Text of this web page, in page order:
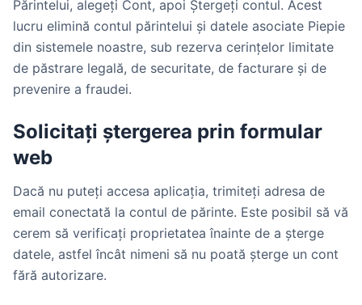
Părintelui, alegeți Cont, apoi Ștergeți contul. Acest
lucru elimină contul părintelui și datele asociate Piepie
din sistemele noastre, sub rezerva cerințelor limitate
de păstrare legală, de securitate, de facturare și de
prevenire a fraudei.
Solicitați ștergerea prin formular
web
Dacă nu puteți accesa aplicația, trimiteți adresa de
email conectată la contul de părinte. Este posibil să vă
cerem să verificați proprietatea înainte de a șterge
datele, astfel încât nimeni să nu poată șterge un cont
fără autorizare.